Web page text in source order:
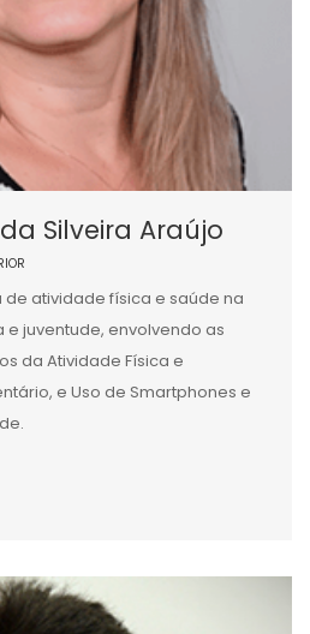
Silveira Araújo
atividade física e saúde na
juventude, envolvendo as
da Atividade Física e
e Uso de Smartphones e